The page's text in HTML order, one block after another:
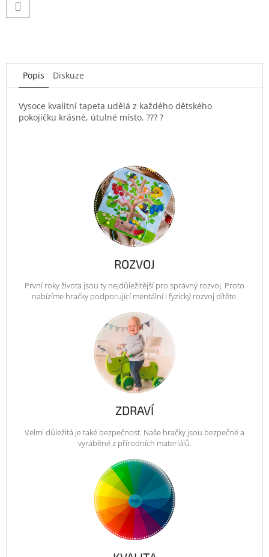
Popis Diskuze
Vysoce kvalitní tapeta udělá z každého dětského
pokojíčku krásné, útulné místo. ??? ?
ROZVOJ
První roky života jsou ty nejdůležitější pro správný rozvoj. Proto
nabízíme hračky podporující mentální i fyzický rozvoj dítěte.
ZDRAVÍ
Velmi důležitá je také bezpečnost. Naše hračky jsou bezpečné a
vyráběné z přírodních materiálů.